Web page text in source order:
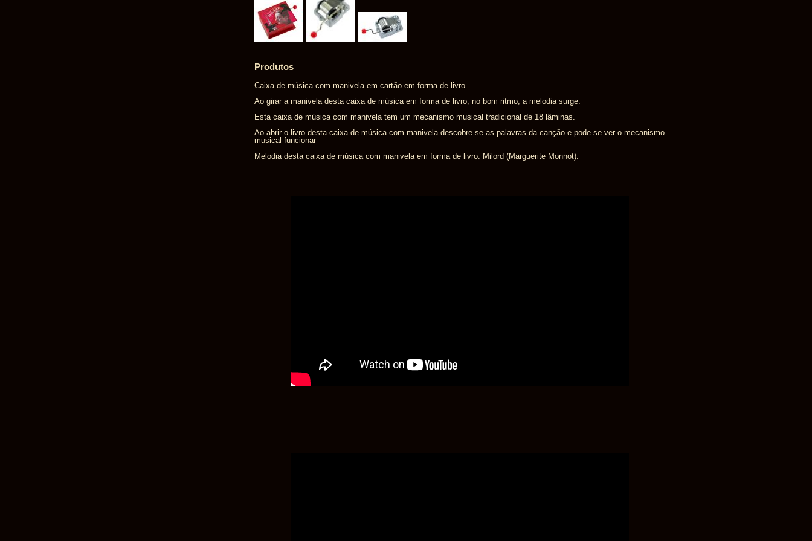
Produtos
Caixa de música com manivela em cartão em forma de livro.
Ao girar a manivela desta caixa de música em forma de livro, no bom ritmo, a melodia surge.
Esta caixa de música com manivela tem um mecanismo musical tradicional de 18 lâminas.
Ao abrir o livro desta caixa de música com manivela descobre-se as palavras da canção e pode-se ver o mecanismo
musical funcionar
Melodia desta caixa de música com manivela em forma de livro: Milord (Marguerite Monnot).